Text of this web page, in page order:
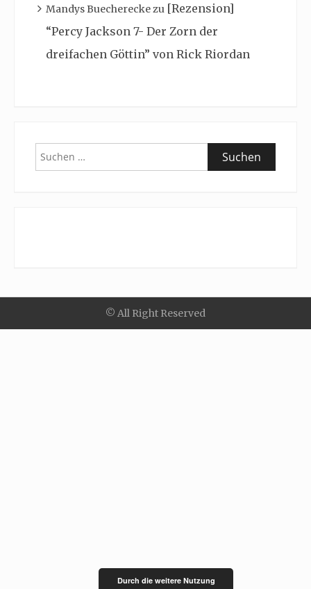
Mandys Buechereckezu [Rezension]
“Percy Jackson 7- Der Zorn der
dreifachen Göttin” von Rick Riordan
Suchen
nach:
© All Right Reserved
Durch die weitere Nutzung